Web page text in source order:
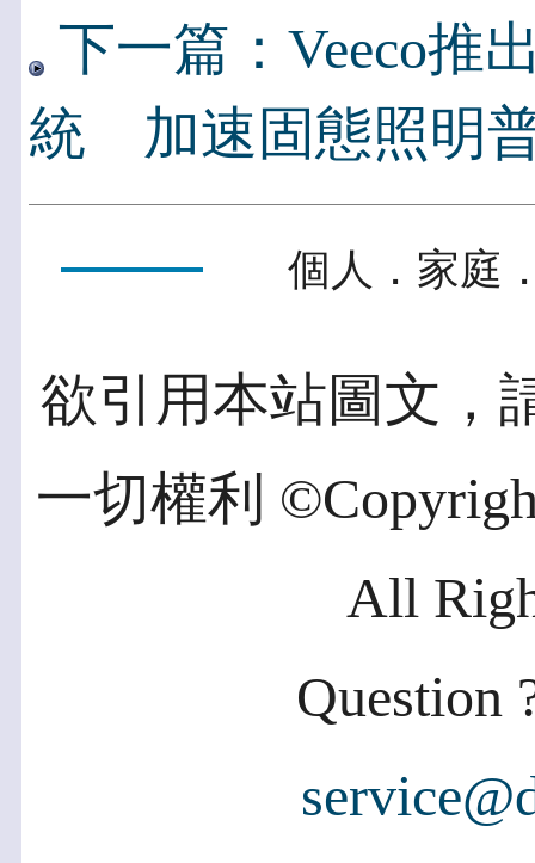
下一篇：Veeco推
統 加速固態照明
個人．家庭
欲引用本站圖文，
一切權利
All
Question